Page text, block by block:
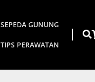
SEPEDA GUNUNG
TIPS PERAWATAN